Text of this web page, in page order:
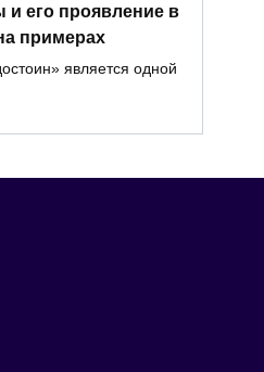
и его проявление в
примерах
является одной